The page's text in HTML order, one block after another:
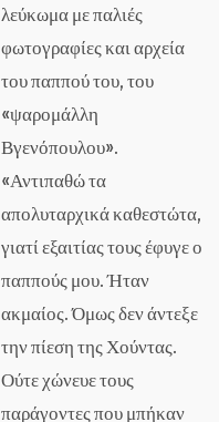
λεύκωμα με παλιές
φωτογραφίες και αρχεία
του παππού του, του
«ψαρομάλλη
Βγενόπουλου».
«Αντιπαθώ τα
απολυταρχικά καθεστώτα,
γιατί εξαιτίας τους έφυγε ο
παππούς μου. Ήταν
ακμαίος. Όμως δεν άντεξε
την πίεση της Χούντας.
Ούτε χώνευε τους
παράγοντες που μπήκαν